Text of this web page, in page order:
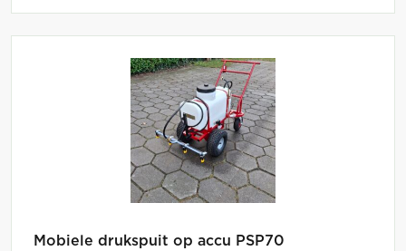
Mobiele drukspuit op accu PSP70